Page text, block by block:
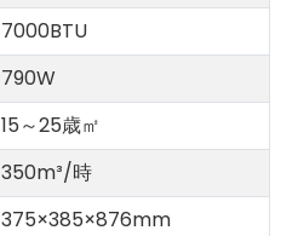
7000BTU
790W
15～25歳㎡
350m³/時
375×385×876mm